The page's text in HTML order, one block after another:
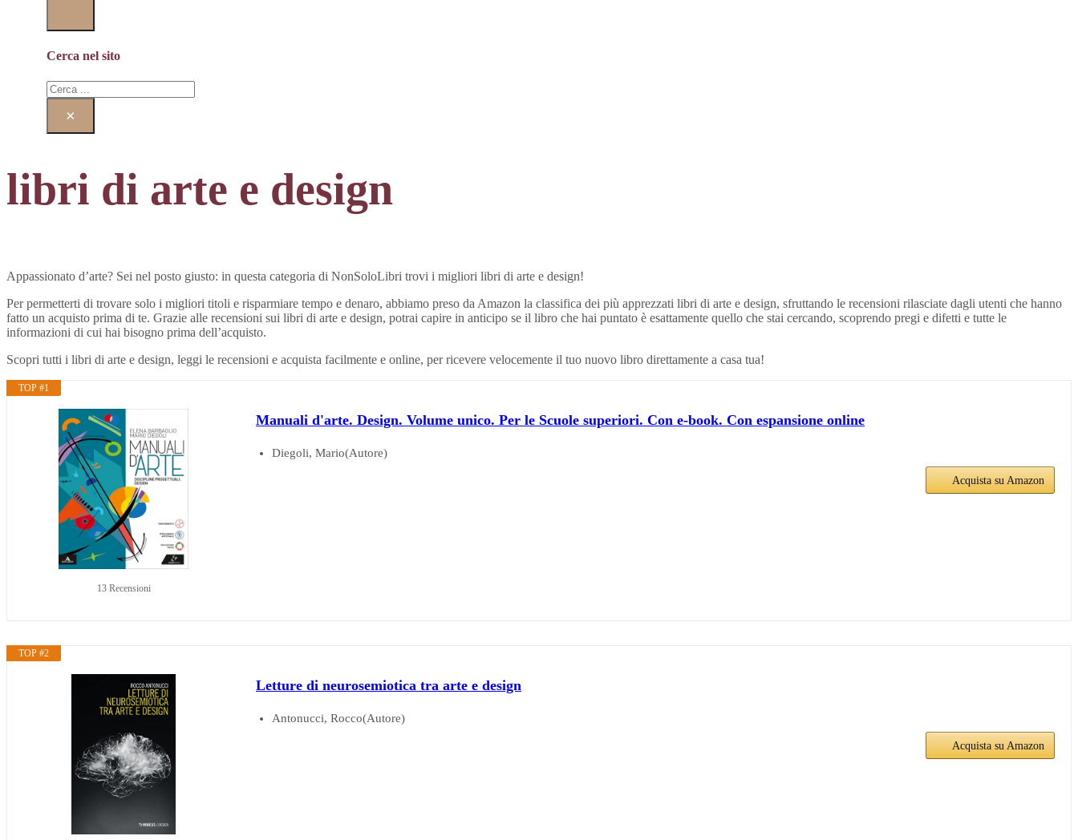
Cerca nel sito
Cerca
×
libri di arte e design
Appassionato d’arte? Sei nel posto giusto: in questa categoria di NonSoloLibri trovi i migliori libri di arte e design!
Per permetterti di trovare solo i migliori titoli e risparmiare tempo e denaro, abbiamo preso da Amazon la classifica dei più apprezzati libri di arte e design, sfruttando le recensioni rilasciate dagli utenti che hanno
fatto un acquisto prima di te. Grazie alle recensioni sui libri di arte e design, potrai capire in anticipo se il libro che hai puntato è esattamente quello che stai cercando, scoprendo pregi e difetti e tutte le
informazioni di cui hai bisogno prima dell’acquisto.
Scopri tutti i libri di arte e design, leggi le recensioni e acquista facilmente e online, per ricevere velocemente il tuo nuovo libro direttamente a casa tua!
TOP #1
13 Recensioni
Manuali d'arte. Design. Volume unico. Per le Scuole superiori. Con e-book. Con espansione online
Diegoli, Mario(Autore)
Acquista su Amazon
TOP #2
Letture di neurosemiotica tra arte e design
Antonucci, Rocco(Autore)
Acquista su Amazon